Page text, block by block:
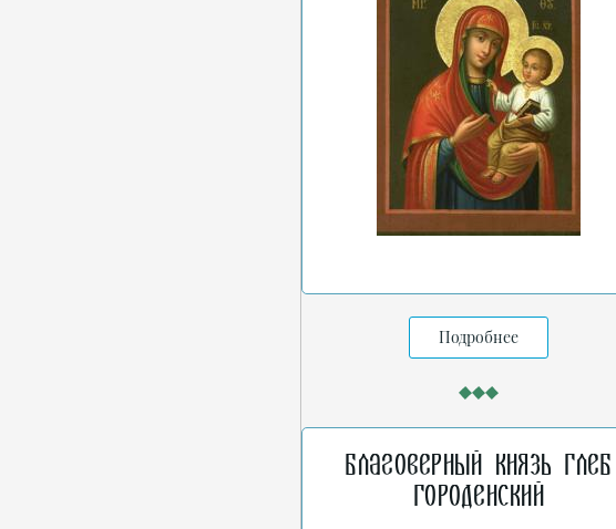
Подробнее
Благоверный князь Глеб
Городенский